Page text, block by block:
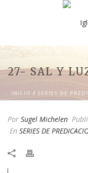
27- SAL Y
INICIO / SERIES DE
Por Sugel Michelen
En SERIES DE